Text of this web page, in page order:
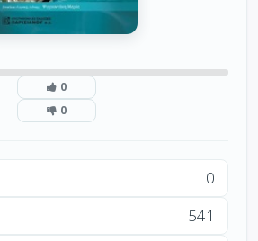
0
0
0
541